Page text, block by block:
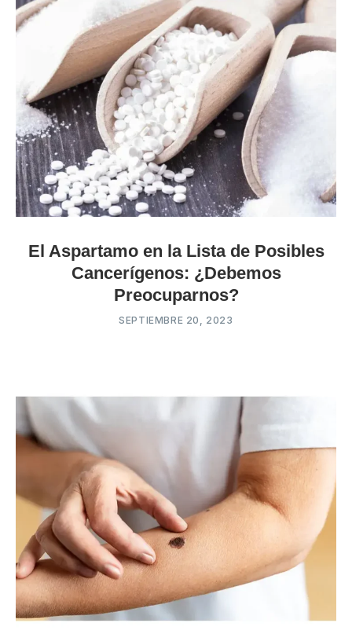
El Aspartamo en la Lista de Posibles
Cancerígenos: ¿Debemos
Preocuparnos?
SEPTIEMBRE 20, 2023